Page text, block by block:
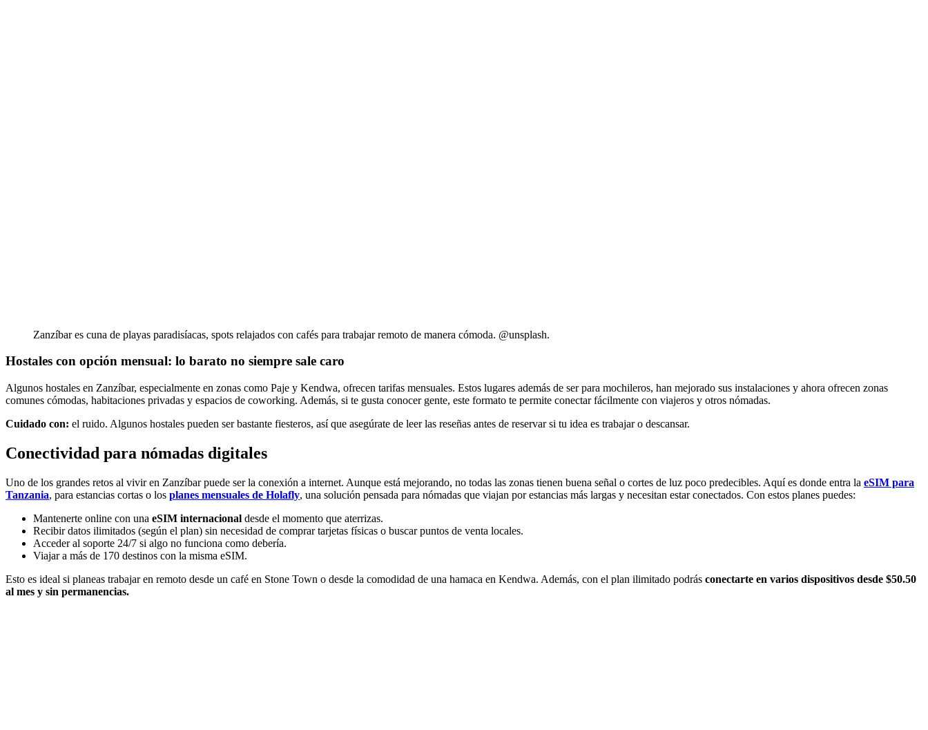
Zanzíbar es cuna de playas paradisíacas, spots relajados con cafés para trabajar remoto de manera cómoda. @unsplash.
Hostales con opción mensual: lo barato no siempre sale caro
Algunos hostales en Zanzíbar, especialmente en zonas como Paje y Kendwa, ofrecen tarifas mensuales. Estos lugares además de ser para mochileros, han mejorado sus instalaciones y ahora ofrecen zonas
comunes cómodas, habitaciones privadas y espacios de coworking. Además, si te gusta conocer gente, este formato te permite conectar fácilmente con viajeros y otros nómadas.
Cuidado con: el ruido. Algunos hostales pueden ser bastante fiesteros, así que asegúrate de leer las reseñas antes de reservar si tu idea es trabajar o descansar.
Conectividad para nómadas digitales
Uno de los grandes retos al vivir en Zanzíbar puede ser la conexión a internet. Aunque está mejorando, no todas las zonas tienen buena señal o cortes de luz poco predecibles. Aquí es donde entra la eSIM para
Tanzania, para estancias cortas o los planes mensuales de Holafly, una solución pensada para nómadas que viajan por estancias más largas y necesitan estar conectados. Con estos planes puedes:
Mantenerte online con una eSIM internacional desde el momento que aterrizas.
Recibir datos ilimitados (según el plan) sin necesidad de comprar tarjetas físicas o buscar puntos de venta locales.
Acceder al soporte 24/7 si algo no funciona como debería.
Viajar a más de 170 destinos con la misma eSIM.
Esto es ideal si planeas trabajar en remoto desde un café en Stone Town o desde la comodidad de una hamaca en Kendwa. Además, con el plan ilimitado podrás conectarte en varios dispositivos desde $50.50
al mes y sin permanencias.